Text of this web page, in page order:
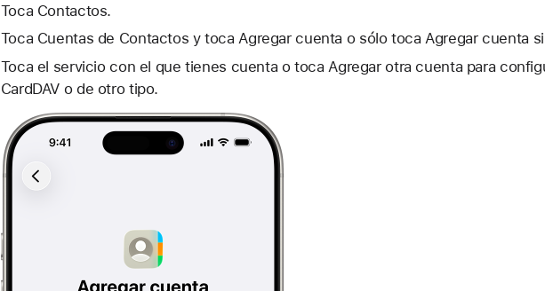
Toca Contactos.
Toca Cuentas de Contactos y toca Agregar cuenta o sólo toca Agregar cuenta
Toca el servicio con el que tienes cuenta o toca Agregar otra cuenta para
CardDAV o de otro tipo.